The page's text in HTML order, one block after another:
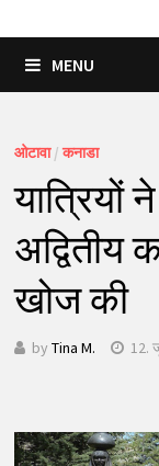
MENU
ओटावा/कनाडा
यात्रियों
खोज की
by Tina M. 12.